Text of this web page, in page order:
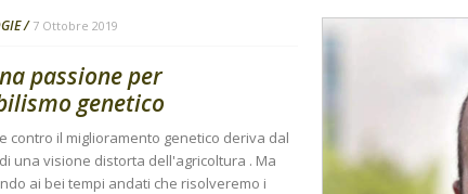
7 Ottobre 2019
passione per
genetico
contro il miglioramento genetico deriva dal
una visione distorta dell'agricoltura . Ma
ai bei tempi andati che risolveremo i